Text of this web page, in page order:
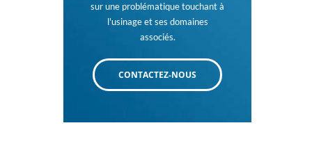
sur une problématique touchant à
l'usinage et ses domaines
associés.
CONTACTEZ-NOUS